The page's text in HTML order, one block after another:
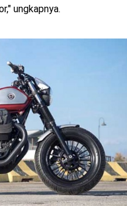
ungkapnya.